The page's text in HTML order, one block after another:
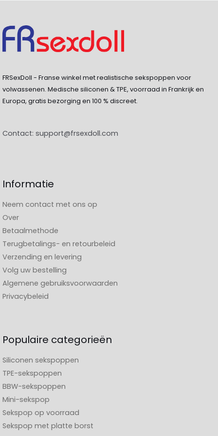
FRSexDoll - Franse winkel met realistische sekspoppen voor
volwassenen. Medische siliconen & TPE, voorraad in Frankrijk en
Europa, gratis bezorging en 100 % discreet.
Contact: support@frsexdoll.com
Informatie
Neem contact met ons op
Over
Betaalmethode
Terugbetalings- en retourbeleid
Verzending en levering
Volg uw bestelling
Algemene gebruiksvoorwaarden
Privacybeleid
Populaire categorieën
Siliconen sekspoppen
TPE-sekspoppen
BBW-sekspoppen
Mini-sekspop
Sekspop op voorraad
Sekspop met platte borst